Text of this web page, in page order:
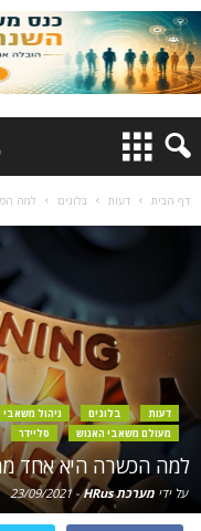
דף הבית דעות בלוגים למה
דעות בלוגים ניהול משאבי
מעולם משאבי האנוש
סליידר
למה הכשרה היא אחד
על ידי מערכת HRus -
23/09/2021